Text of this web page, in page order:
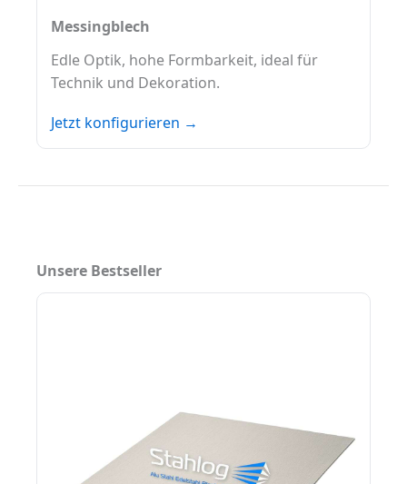
Messingblech
Edle Optik, hohe Formbarkeit, ideal für
Technik und Dekoration.
Jetzt konfigurieren →
Unsere Bestseller